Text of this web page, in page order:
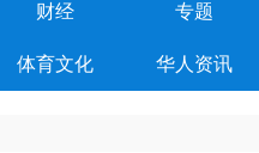
财经 专题
体育文化 华人资讯